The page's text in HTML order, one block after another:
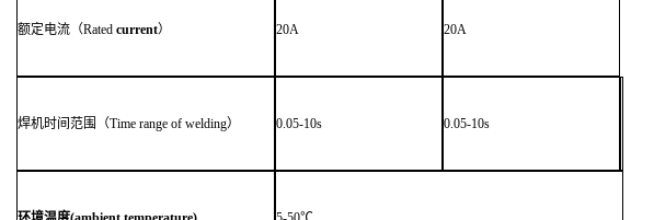
额定电流（Rated current） 20A 20A
焊机时间范围（Time range of welding） 0.05-10s 0.05-10s